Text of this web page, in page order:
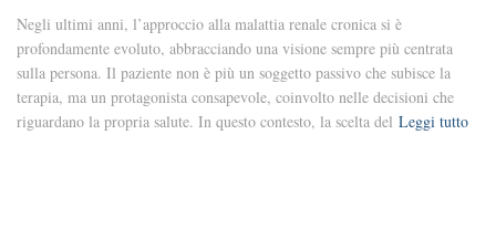
Negli ultimi anni, l’approccio alla malattia renale cronica si è
profondamente evoluto, abbracciando una visione sempre più centrata
sulla persona. Il paziente non è più un soggetto passivo che subisce la
terapia, ma un protagonista consapevole, coinvolto nelle decisioni che
riguardano la propria salute. In questo contesto, la scelta del Leggi tutto